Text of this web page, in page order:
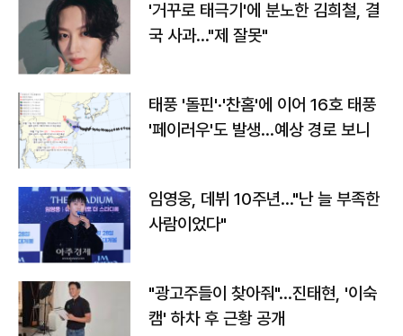
'거꾸로 태극기'에 분노한 김희철, 결
국 사과…"제 잘못"
태풍 '돌핀'·'찬홈'에 이어 16호 태풍
'페이러우'도 발생…예상 경로 보니
임영웅, 데뷔 10주년…"난 늘 부족한
사람이었다"
"광고주들이 찾아줘"…진태현, '이숙
캠' 하차 후 근황 공개